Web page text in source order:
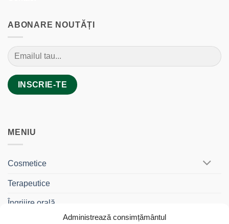
Administrează consimțământul
ABONARE NOUTĂȚI
MENIU
Cosmetice
Terapeutice
Îngrijire orală